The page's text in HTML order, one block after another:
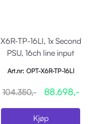
X6R-TP-16LI, 1x Second
PSU, 16ch line input
Art.nr: OPT-X6R-TP-16LI
104.350,- 88.698,-
Kjøp